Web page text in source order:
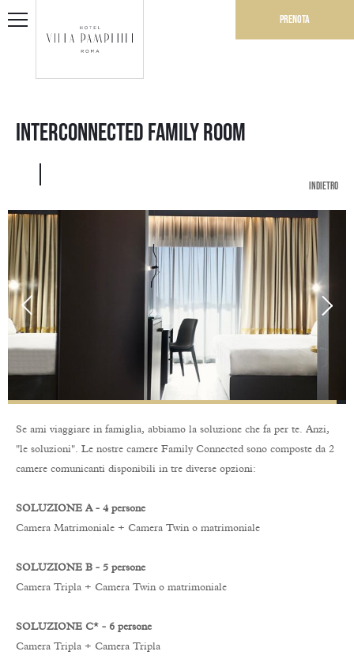
Prenota
Interconnected Family Room
indietro
Se ami viaggiare in famiglia, abbiamo la soluzione che fa per te. Anzi,
"le soluzioni". Le nostre camere Family Connected sono composte da 2
camere comunicanti disponibili in tre diverse opzioni:
SOLUZIONE A - 4 persone
Camera Matrimoniale + Camera Twin o matrimoniale
SOLUZIONE B - 5 persone
Camera Tripla + Camera Twin o matrimoniale
SOLUZIONE C* - 6 persone
Camera Tripla + Camera Tripla